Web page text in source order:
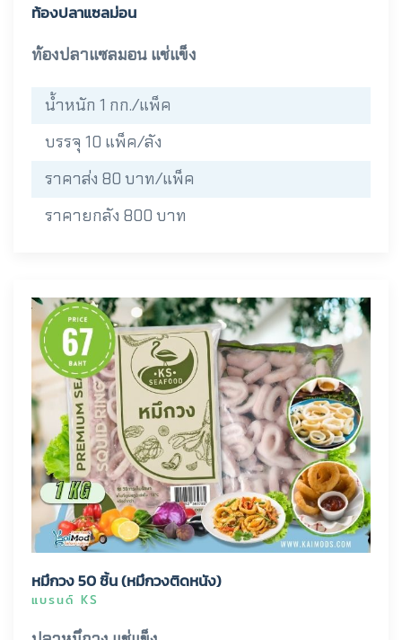
ท้องปลาแซลม่อน
ท้องปลาแซลมอน แช่แข็ง
น้ำหนัก 1 กก./แพ็ค
บรรจุ 10 แพ็ค/ลัง
ราคาส่ง 80 บาท/แพ็ค
ราคายกลัง 800 บาท
หมึกวง 50 ชิ้น (หมึกวงติดหนัง)
แบรนด์ KS